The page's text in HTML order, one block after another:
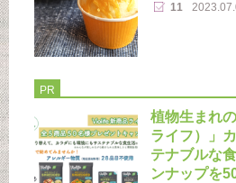
11
PR
植物生まれ
ライフ）」
テナブルな
ンナップを